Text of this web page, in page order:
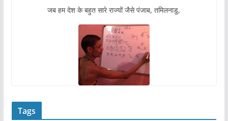
जब हम देश के बहुत सारे राज्यों जैसे पंजाब, तमिलनाडु,
Tags